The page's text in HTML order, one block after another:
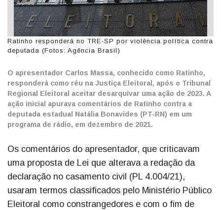
Ratinho responderá no TRE-SP por violência política contra
deputada (Fotos: Agência Brasil)
O apresentador Carlos Massa, conhecido como Ratinho,
responderá como réu na Justiça Eleitoral, após o Tribunal
Regional Eleitoral aceitar desarquivar uma ação de 2023. A
ação inicial apurava comentários de Ratinho contra a
deputada estadual Natália Bonavides (PT-RN) em um
programa de rádio, em dezembro de 2021.
Os comentários do apresentador, que criticavam
uma proposta de Lei que alterava a redação da
declaração no casamento civil (PL 4.004/21),
usaram termos classificados pelo Ministério Público
Eleitoral como constrangedores e com o fim de